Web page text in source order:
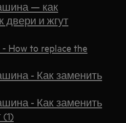
— как
двери и жгут
How to replace the
- Как заменить
- Как заменить